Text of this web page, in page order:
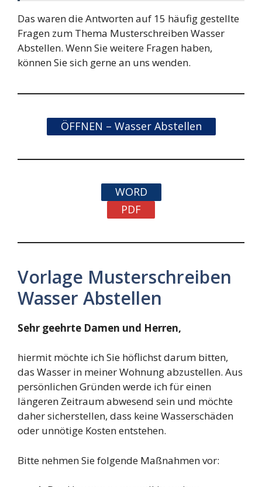
Das waren die Antworten auf 15 häufig gestellte
Fragen zum Thema Musterschreiben Wasser
Abstellen. Wenn Sie weitere Fragen haben,
können Sie sich gerne an uns wenden.
ÖFFNEN – Wasser Abstellen
WORD
PDF
Vorlage Musterschreiben
Wasser Abstellen
Sehr geehrte Damen und Herren,
hiermit möchte ich Sie höflichst darum bitten,
das Wasser in meiner Wohnung abzustellen. Aus
persönlichen Gründen werde ich für einen
längeren Zeitraum abwesend sein und möchte
daher sicherstellen, dass keine Wasserschäden
oder unnötige Kosten entstehen.
Bitte nehmen Sie folgende Maßnahmen vor: